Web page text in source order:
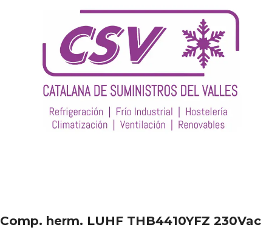
Comp. herm. LUHF THB4410YFZ 230Vac